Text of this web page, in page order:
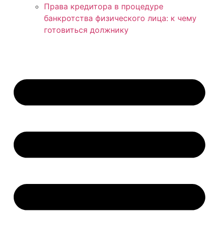
Права кредитора в процедуре
банкротства физического лица: к чему
готовиться должнику